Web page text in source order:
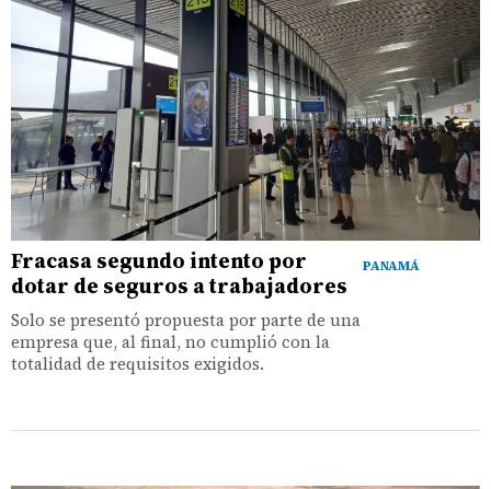
PANAMÁ
Fracasa segundo intento por
dotar de seguros a trabajadores
Solo se presentó propuesta por parte de una
empresa que, al final, no cumplió con la
totalidad de requisitos exigidos.